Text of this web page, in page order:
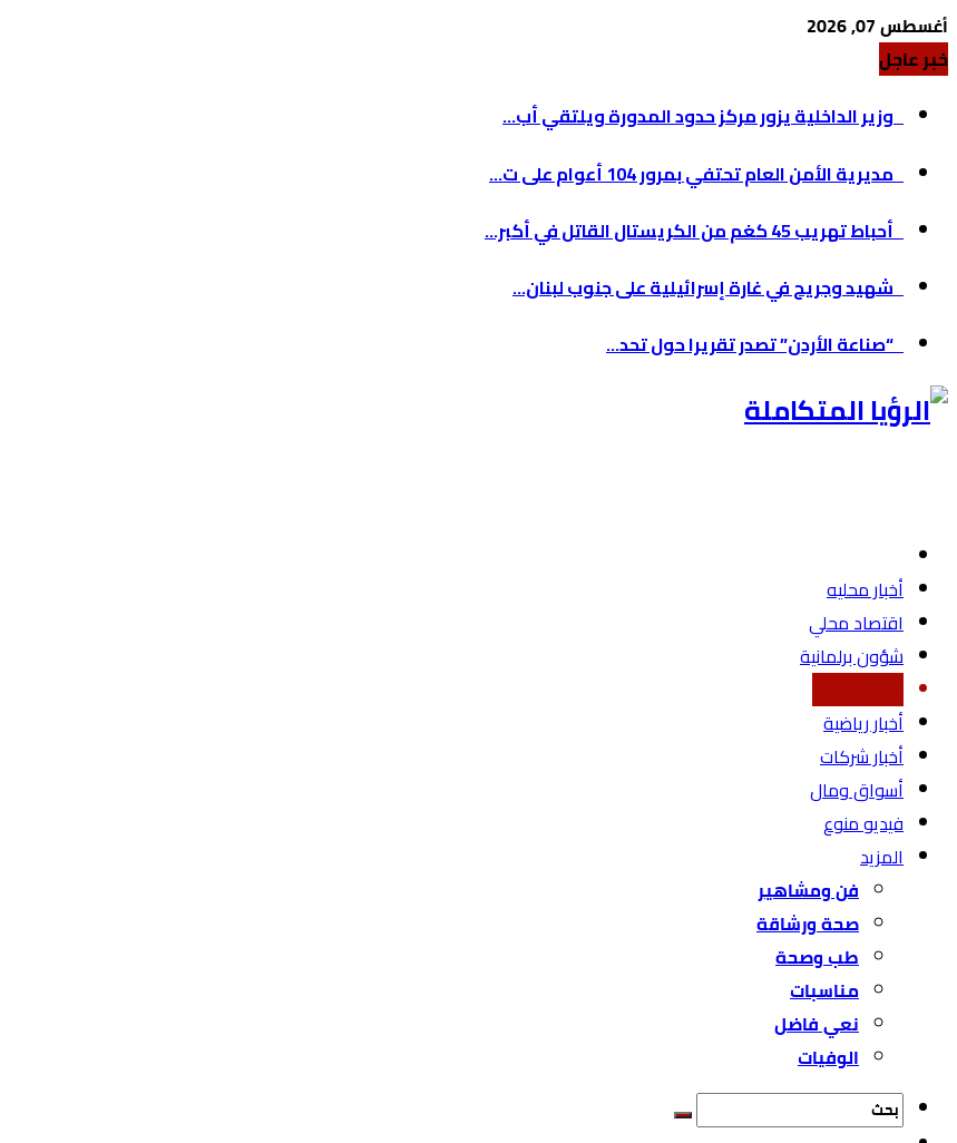
أغسطس 07, 2026
خبر عاجل
وزير الداخلية يزور مركز حدود المدورة ويلتقي أب...
مديرية الأمن العام تحتفي بمرور 104 أعوام على ت...
أحباط تهريب 45 كغم من الكريستال القاتل في أكبر...
شهيد وجريح في غارة إسرائيلية على جنوب لبنان...
“صناعة الأردن” تصدر تقريرا حول تحد...
أخبار محليه
اقتصاد محلي
شؤون برلمانية
أخبار رياضية
أخبار شركات
أسواق ومال
فيديو منوع
المزيد
فن ومشاهير
صحة ورشاقة
طب وصحة
مناسبات
نعي فاضل
الوفيات